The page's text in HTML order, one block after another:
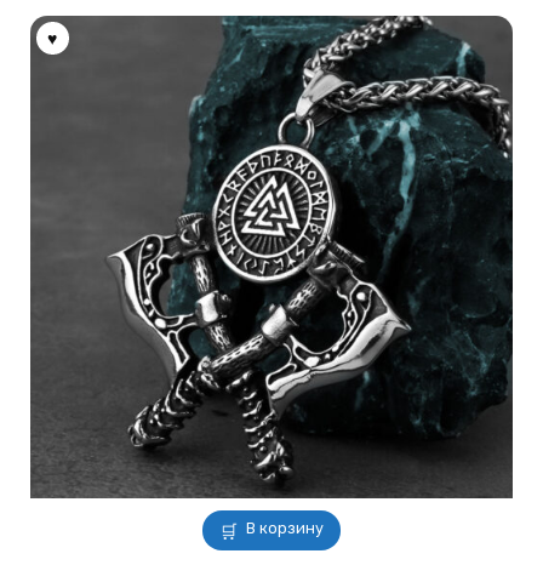
В корзину